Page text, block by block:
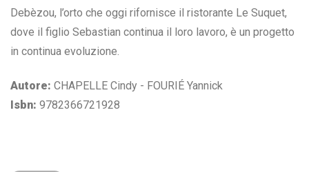
Debèzou, l’orto che oggi rifornisce il ristorante Le Suquet,
dove il figlio Sebastian continua il loro lavoro, è un progetto
in continua evoluzione.
Autore: CHAPELLE Cindy - FOURIÉ Yannick
Isbn: 9782366721928